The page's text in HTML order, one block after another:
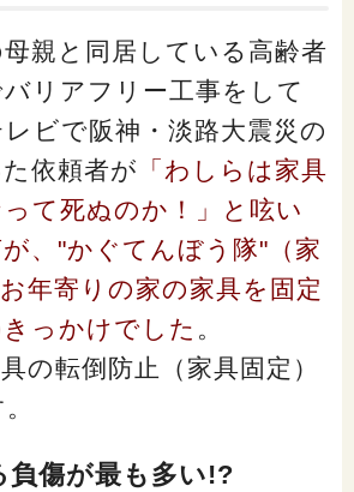
閉じる
親と同居している高齢者
リアフリー工事をして
ビで阪神・淡路大震災の
依頼者が 「わしらは家具
て死ぬのか！」と呟い
、"かぐてんぼう隊"（家
年寄りの家の家具を固定
っかけでした 。
の転倒防止（家具固定）
負傷が最も多い!?